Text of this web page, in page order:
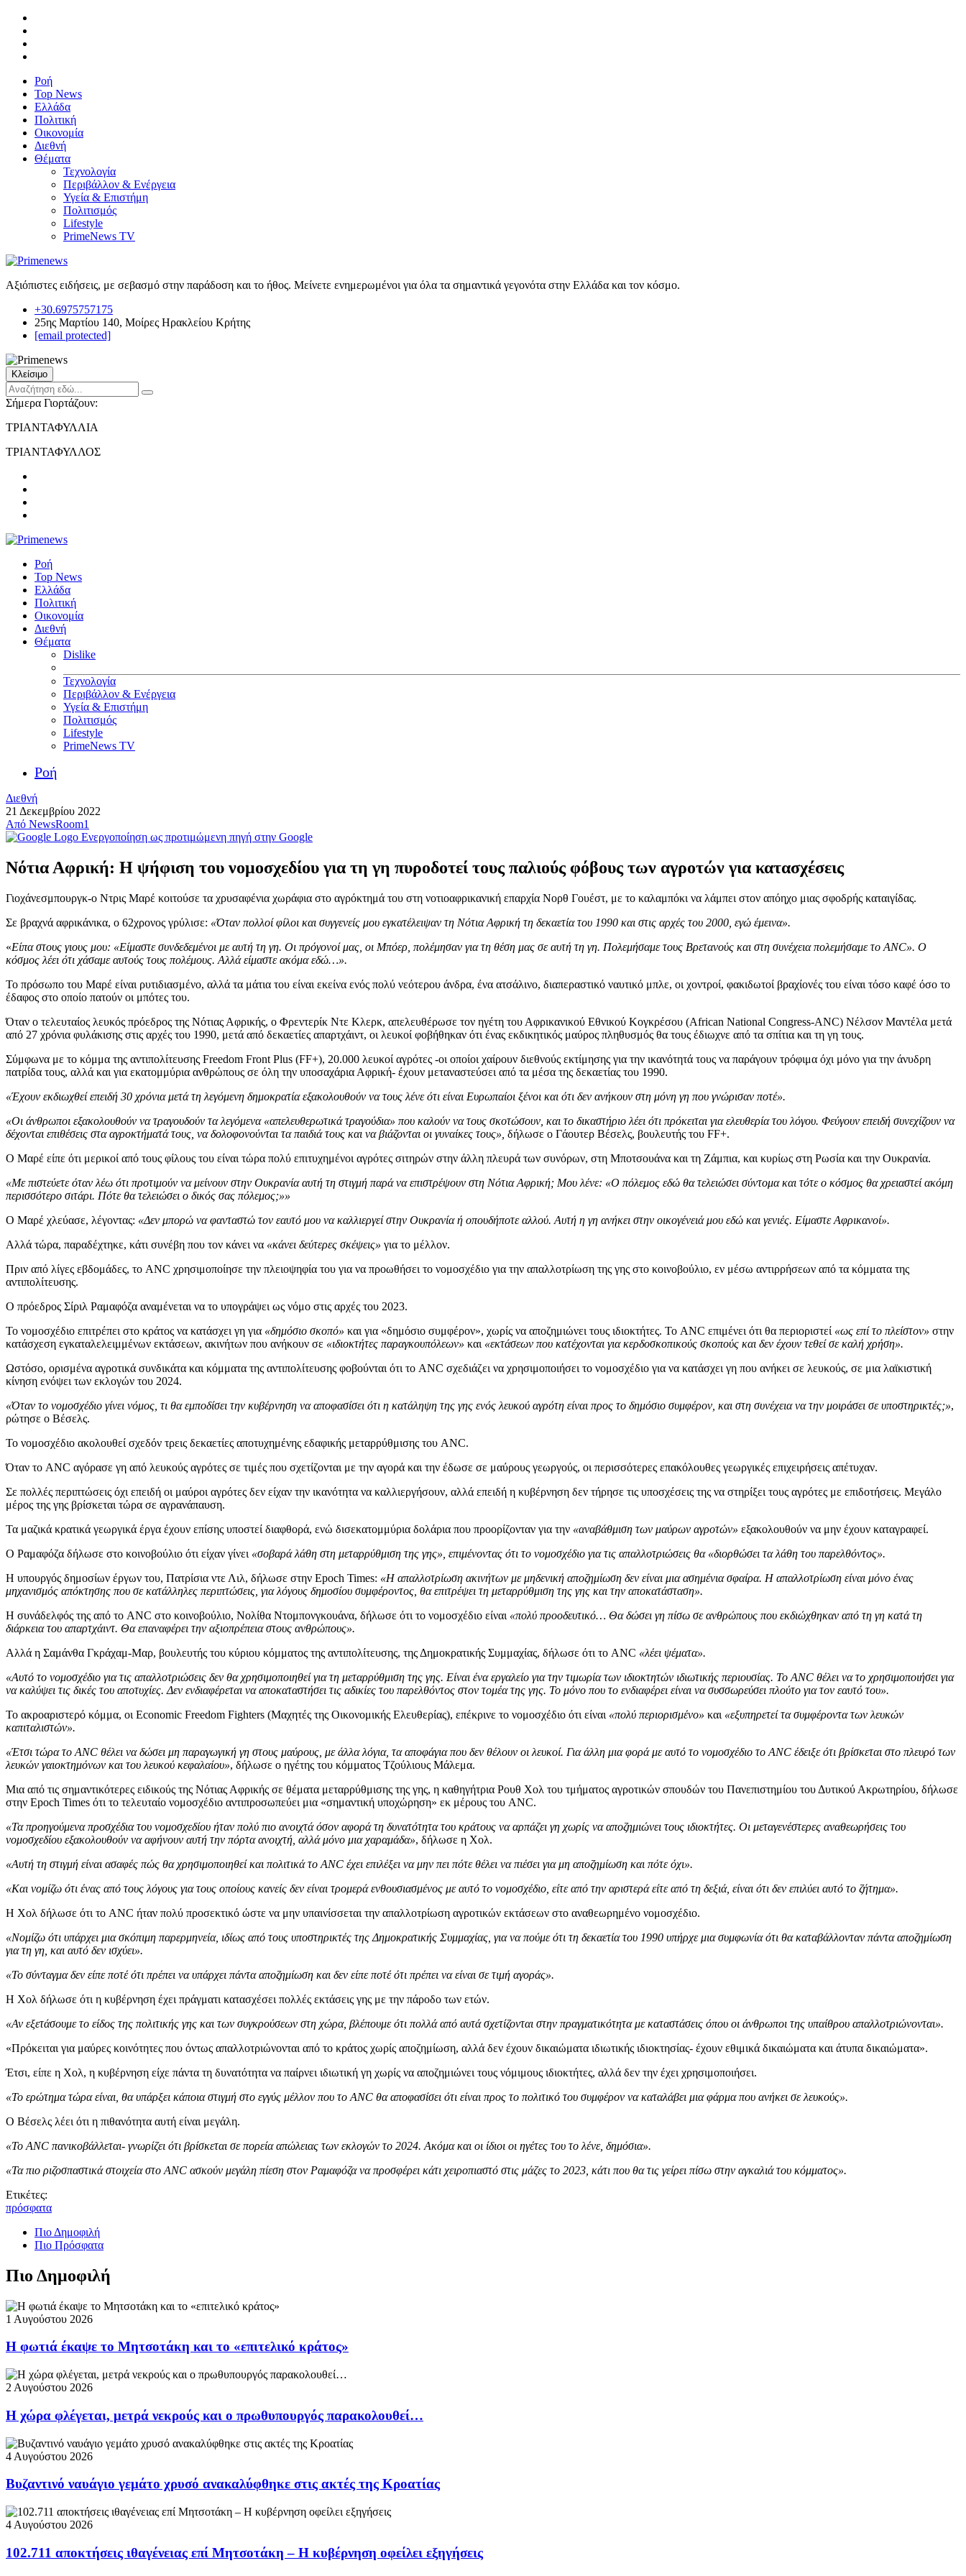
Ροή
Top News
Ελλάδα
Πολιτική
Οικονομία
Διεθνή
Θέματα
Τεχνολογία
Περιβάλλον & Ενέργεια
Υγεία & Επιστήμη
Πολιτισμός
Lifestyle
PrimeNews TV
Αξιόπιστες ειδήσεις, με σεβασμό στην παράδοση και το ήθος. Μείνετε ενημερωμένοι για όλα τα σημαντικά γεγονότα στην Ελλάδα και τον κόσμο.
+30.6975757175
25ης Μαρτίου 140, Μοίρες Ηρακλείου Κρήτης
[email protected]
Κλείσιμο
Σήμερα Γιορτάζουν:
ΤΡΙΑΝΤΑΦΥΛΛΙΑ
ΤΡΙΑΝΤΑΦΥΛΛΟΣ
Ροή
Top News
Ελλάδα
Πολιτική
Οικονομία
Διεθνή
Θέματα
Dislike
Τεχνολογία
Περιβάλλον & Ενέργεια
Υγεία & Επιστήμη
Πολιτισμός
Lifestyle
PrimeNews TV
Ροή
Διεθνή
21 Δεκεμβρίου 2022
Από NewsRoom1
Ενεργοποίηση ως προτιμώμενη πηγή στην Google
Νότια Αφρική: Η ψήφιση του νομοσχεδίου για τη γη πυροδοτεί τους παλιούς φόβους των αγροτών για κατασχέσεις
Γιοχάνεσμπουργκ-ο Ντρις Μαρέ κοιτούσε τα χρυσαφένια χωράφια στο αγρόκτημά του στη νοτιοαφρικανική επαρχία Νορθ Γουέστ, με το καλαμπόκι να λάμπει στον απόηχο μιας σφοδρής καταιγίδας.
Σε βραχνά αφρικάνικα, ο 62χρονος γρύλισε: «Όταν πολλοί φίλοι και συγγενείς μου εγκατέλειψαν τη Νότια Αφρική τη δεκαετία του 1990 και στις αρχές του 2000, εγώ έμεινα».
«Είπα στους γιους μου: «Είμαστε συνδεδεμένοι με αυτή τη γη. Οι πρόγονοί μας, οι Μπόερ, πολέμησαν για τη θέση μας σε αυτή τη γη. Πολεμήσαμε τους Βρετανούς και στη συνέχεια πολεμήσαμε το ANC». Ο
κόσμος λέει ότι χάσαμε αυτούς τους πολέμους. Αλλά είμαστε ακόμα εδώ…».
Το πρόσωπο του Μαρέ είναι ρυτιδιασμένο, αλλά τα μάτια του είναι εκείνα ενός πολύ νεότερου άνδρα, ένα ατσάλινο, διαπεραστικό ναυτικό μπλε, οι χοντροί, φακιδωτοί βραχίονές του είναι τόσο καφέ όσο το
έδαφος στο οποίο πατούν οι μπότες του.
Όταν ο τελευταίος λευκός πρόεδρος της Νότιας Αφρικής, ο Φρεντερίκ Ντε Κλερκ, απελευθέρωσε τον ηγέτη του Αφρικανικού Εθνικού Κογκρέσου (African National Congress-ANC) Νέλσον Μαντέλα μετά
από 27 χρόνια φυλάκισης στις αρχές του 1990, μετά από δεκαετίες απαρτχάιντ, οι λευκοί φοβήθηκαν ότι ένας εκδικητικός μαύρος πληθυσμός θα τους έδιωχνε από τα σπίτια και τη γη τους.
Σύμφωνα με το κόμμα της αντιπολίτευσης Freedom Front Plus (FF+), 20.000 λευκοί αγρότες -οι οποίοι χαίρουν διεθνούς εκτίμησης για την ικανότητά τους να παράγουν τρόφιμα όχι μόνο για την άνυδρη
πατρίδα τους, αλλά και για εκατομμύρια ανθρώπους σε όλη την υποσαχάρια Αφρική- έχουν μεταναστεύσει από τα μέσα της δεκαετίας του 1990.
«Έχουν εκδιωχθεί επειδή 30 χρόνια μετά τη λεγόμενη δημοκρατία εξακολουθούν να τους λένε ότι είναι Ευρωπαίοι ξένοι και ότι δεν ανήκουν στη μόνη γη που γνώρισαν ποτέ».
«Οι άνθρωποι εξακολουθούν να τραγουδούν τα λεγόμενα «απελευθερωτικά τραγούδια» που καλούν να τους σκοτώσουν, και το δικαστήριο λέει ότι πρόκειται για ελευθερία του λόγου. Φεύγουν επειδή συνεχίζουν να
δέχονται επιθέσεις στα αγροκτήματά τους, να δολοφονούνται τα παιδιά τους και να βιάζονται οι γυναίκες τους», δήλωσε ο Γάουτερ Βέσελς, βουλευτής του FF+.
Ο Μαρέ είπε ότι μερικοί από τους φίλους του είναι τώρα πολύ επιτυχημένοι αγρότες σιτηρών στην άλλη πλευρά των συνόρων, στη Μποτσουάνα και τη Ζάμπια, και κυρίως στη Ρωσία και την Ουκρανία.
«Με πιστεύετε όταν λέω ότι προτιμούν να μείνουν στην Ουκρανία αυτή τη στιγμή παρά να επιστρέψουν στη Νότια Αφρική; Μου λένε: «Ο πόλεμος εδώ θα τελειώσει σύντομα και τότε ο κόσμος θα χρειαστεί ακόμη
περισσότερο σιτάρι. Πότε θα τελειώσει ο δικός σας πόλεμος;»»
Ο Μαρέ χλεύασε, λέγοντας: «Δεν μπορώ να φανταστώ τον εαυτό μου να καλλιεργεί στην Ουκρανία ή οπουδήποτε αλλού. Αυτή η γη ανήκει στην οικογένειά μου εδώ και γενιές. Είμαστε Αφρικανοί».
Αλλά τώρα, παραδέχτηκε, κάτι συνέβη που τον κάνει να «κάνει δεύτερες σκέψεις» για το μέλλον.
Πριν από λίγες εβδομάδες, το ANC χρησιμοποίησε την πλειοψηφία του για να προωθήσει το νομοσχέδιο για την απαλλοτρίωση της γης στο κοινοβούλιο, εν μέσω αντιρρήσεων από τα κόμματα της
αντιπολίτευσης.
Ο πρόεδρος Σίριλ Ραμαφόζα αναμένεται να το υπογράψει ως νόμο στις αρχές του 2023.
Το νομοσχέδιο επιτρέπει στο κράτος να κατάσχει γη για «δημόσιο σκοπό» και για «δημόσιο συμφέρον», χωρίς να αποζημιώνει τους ιδιοκτήτες. Το ANC επιμένει ότι θα περιοριστεί «ως επί το πλείστον» στην
κατάσχεση εγκαταλελειμμένων εκτάσεων, ακινήτων που ανήκουν σε «ιδιοκτήτες παραγκουπόλεων» και «εκτάσεων που κατέχονται για κερδοσκοπικούς σκοπούς και δεν έχουν τεθεί σε καλή χρήση».
Ωστόσο, ορισμένα αγροτικά συνδικάτα και κόμματα της αντιπολίτευσης φοβούνται ότι το ANC σχεδιάζει να χρησιμοποιήσει το νομοσχέδιο για να κατάσχει γη που ανήκει σε λευκούς, σε μια λαϊκιστική
κίνηση ενόψει των εκλογών του 2024.
«Όταν το νομοσχέδιο γίνει νόμος, τι θα εμποδίσει την κυβέρνηση να αποφασίσει ότι η κατάληψη της γης ενός λευκού αγρότη είναι προς το δημόσιο συμφέρον, και στη συνέχεια να την μοιράσει σε υποστηρικτές;»,
ρώτησε ο Βέσελς.
Το νομοσχέδιο ακολουθεί σχεδόν τρεις δεκαετίες αποτυχημένης εδαφικής μεταρρύθμισης του ANC.
Όταν το ANC αγόρασε γη από λευκούς αγρότες σε τιμές που σχετίζονται με την αγορά και την έδωσε σε μαύρους γεωργούς, οι περισσότερες επακόλουθες γεωργικές επιχειρήσεις απέτυχαν.
Σε πολλές περιπτώσεις όχι επειδή οι μαύροι αγρότες δεν είχαν την ικανότητα να καλλιεργήσουν, αλλά επειδή η κυβέρνηση δεν τήρησε τις υποσχέσεις της να στηρίξει τους αγρότες με επιδοτήσεις. Μεγάλο
μέρος της γης βρίσκεται τώρα σε αγρανάπαυση.
Τα μαζικά κρατικά γεωργικά έργα έχουν επίσης υποστεί διαφθορά, ενώ δισεκατομμύρια δολάρια που προορίζονταν για την «αναβάθμιση των μαύρων αγροτών» εξακολουθούν να μην έχουν καταγραφεί.
Ο Ραμαφόζα δήλωσε στο κοινοβούλιο ότι είχαν γίνει «σοβαρά λάθη στη μεταρρύθμιση της γης», επιμένοντας ότι το νομοσχέδιο για τις απαλλοτριώσεις θα «διορθώσει τα λάθη του παρελθόντος».
Η υπουργός δημοσίων έργων του, Πατρίσια ντε Λιλ, δήλωσε στην Epoch Times: «Η απαλλοτρίωση ακινήτων με μηδενική αποζημίωση δεν είναι μια ασημένια σφαίρα. Η απαλλοτρίωση είναι μόνο ένας
μηχανισμός απόκτησης που σε κατάλληλες περιπτώσεις, για λόγους δημοσίου συμφέροντος, θα επιτρέψει τη μεταρρύθμιση της γης και την αποκατάσταση».
Η συνάδελφός της από το ANC στο κοινοβούλιο, Νολίθα Ντομπονγκουάνα, δήλωσε ότι το νομοσχέδιο είναι «πολύ προοδευτικό… Θα δώσει γη πίσω σε ανθρώπους που εκδιώχθηκαν από τη γη κατά τη
διάρκεια του απαρτχάιντ. Θα επαναφέρει την αξιοπρέπεια στους ανθρώπους».
Αλλά η Σαμάνθα Γκράχαμ-Μαρ, βουλευτής του κύριου κόμματος της αντιπολίτευσης, της Δημοκρατικής Συμμαχίας, δήλωσε ότι το ANC «λέει ψέματα».
«Αυτό το νομοσχέδιο για τις απαλλοτριώσεις δεν θα χρησιμοποιηθεί για τη μεταρρύθμιση της γης. Είναι ένα εργαλείο για την τιμωρία των ιδιοκτητών ιδιωτικής περιουσίας. Το ANC θέλει να το χρησιμοποιήσει για
να καλύψει τις δικές του αποτυχίες. Δεν ενδιαφέρεται να αποκαταστήσει τις αδικίες του παρελθόντος στον τομέα της γης. Το μόνο που το ενδιαφέρει είναι να συσσωρεύσει πλούτο για τον εαυτό του».
Το ακροαριστερό κόμμα, οι Economic Freedom Fighters (Μαχητές της Οικονομικής Ελευθερίας), επέκρινε το νομοσχέδιο ότι είναι «πολύ περιορισμένο» και «εξυπηρετεί τα συμφέροντα των λευκών
καπιταλιστών».
«Έτσι τώρα το ANC θέλει να δώσει μη παραγωγική γη στους μαύρους, με άλλα λόγια, τα αποφάγια που δεν θέλουν οι λευκοί. Για άλλη μια φορά με αυτό το νομοσχέδιο το ANC έδειξε ότι βρίσκεται στο πλευρό των
λευκών γαιοκτημόνων και του λευκού κεφαλαίου», δήλωσε ο ηγέτης του κόμματος Τζούλιους Μάλεμα.
Μια από τις σημαντικότερες ειδικούς της Νότιας Αφρικής σε θέματα μεταρρύθμισης της γης, η καθηγήτρια Ρουθ Χολ του τμήματος αγροτικών σπουδών του Πανεπιστημίου του Δυτικού Ακρωτηρίου, δήλωσε
στην Epoch Times ότι το τελευταίο νομοσχέδιο αντιπροσωπεύει μια «σημαντική υποχώρηση» εκ μέρους του ANC.
«Τα προηγούμενα προσχέδια του νομοσχεδίου ήταν πολύ πιο ανοιχτά όσον αφορά τη δυνατότητα του κράτους να αρπάζει γη χωρίς να αποζημιώνει τους ιδιοκτήτες. Οι μεταγενέστερες αναθεωρήσεις του
νομοσχεδίου εξακολουθούν να αφήνουν αυτή την πόρτα ανοιχτή, αλλά μόνο μια χαραμάδα», δήλωσε η Χολ.
«Αυτή τη στιγμή είναι ασαφές πώς θα χρησιμοποιηθεί και πολιτικά το ANC έχει επιλέξει να μην πει πότε θέλει να πιέσει για μη αποζημίωση και πότε όχι».
«Και νομίζω ότι ένας από τους λόγους για τους οποίους κανείς δεν είναι τρομερά ενθουσιασμένος με αυτό το νομοσχέδιο, είτε από την αριστερά είτε από τη δεξιά, είναι ότι δεν επιλύει αυτό το ζήτημα».
Η Χολ δήλωσε ότι το ANC ήταν πολύ προσεκτικό ώστε να μην υπαινίσσεται την απαλλοτρίωση αγροτικών εκτάσεων στο αναθεωρημένο νομοσχέδιο.
«Νομίζω ότι υπάρχει μια σκόπιμη παρερμηνεία, ιδίως από τους υποστηρικτές της Δημοκρατικής Συμμαχίας, για να πούμε ότι τη δεκαετία του 1990 υπήρχε μια συμφωνία ότι θα καταβάλλονταν πάντα αποζημίωση
για τη γη, και αυτό δεν ισχύει».
«Το σύνταγμα δεν είπε ποτέ ότι πρέπει να υπάρχει πάντα αποζημίωση και δεν είπε ποτέ ότι πρέπει να είναι σε τιμή αγοράς».
Η Χολ δήλωσε ότι η κυβέρνηση έχει πράγματι κατασχέσει πολλές εκτάσεις γης με την πάροδο των ετών.
«Αν εξετάσουμε το είδος της πολιτικής γης και των συγκρούσεων στη χώρα, βλέπουμε ότι πολλά από αυτά σχετίζονται στην πραγματικότητα με καταστάσεις όπου οι άνθρωποι της υπαίθρου απαλλοτριώνονται».
«Πρόκειται για μαύρες κοινότητες που όντως απαλλοτριώνονται από το κράτος χωρίς αποζημίωση, αλλά δεν έχουν δικαιώματα ιδιωτικής ιδιοκτησίας- έχουν εθιμικά δικαιώματα και άτυπα δικαιώματα».
Έτσι, είπε η Χολ, η κυβέρνηση είχε πάντα τη δυνατότητα να παίρνει ιδιωτική γη χωρίς να αποζημιώνει τους νόμιμους ιδιοκτήτες, αλλά δεν την έχει χρησιμοποιήσει.
«Το ερώτημα τώρα είναι, θα υπάρξει κάποια στιγμή στο εγγύς μέλλον που το ANC θα αποφασίσει ότι είναι προς το πολιτικό του συμφέρον να καταλάβει μια φάρμα που ανήκει σε λευκούς».
Ο Βέσελς λέει ότι η πιθανότητα αυτή είναι μεγάλη.
«Το ANC πανικοβάλλεται- γνωρίζει ότι βρίσκεται σε πορεία απώλειας των εκλογών το 2024. Ακόμα και οι ίδιοι οι ηγέτες του το λένε, δημόσια».
«Τα πιο ριζοσπαστικά στοιχεία στο ANC ασκούν μεγάλη πίεση στον Ραμαφόζα να προσφέρει κάτι χειροπιαστό στις μάζες το 2023, κάτι που θα τις γείρει πίσω στην αγκαλιά του κόμματος».
Ετικέτες:
πρόσφατα
Πιο Δημοφιλή
Πιο Πρόσφατα
Πιο Δημοφιλή
1 Αυγούστου 2026
Η φωτιά έκαψε το Μητσοτάκη και το «επιτελικό κράτος»
2 Αυγούστου 2026
Η χώρα φλέγεται, μετρά νεκρούς και ο πρωθυπουργός παρακολουθεί…
4 Αυγούστου 2026
Βυζαντινό ναυάγιο γεμάτο χρυσό ανακαλύφθηκε στις ακτές της Κροατίας
4 Αυγούστου 2026
102.711 αποκτήσεις ιθαγένειας επί Μητσοτάκη – Η κυβέρνηση οφείλει εξηγήσεις